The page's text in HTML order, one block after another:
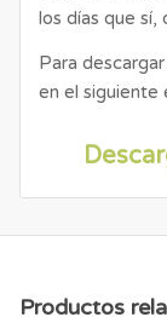
los días que sí,
Para
en el siguiente
Productos